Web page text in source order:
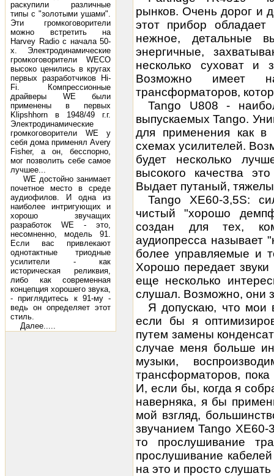
раскупили различные
типы с "золотыми ушами".
Эти громкоговорители
можно встретить на
Harvey Radio с начала 50-
х. Электродинамические
громкоговорители WECO
высоко ценились в кругах
первых разработчиков Hi-
Fi. Компрессионные
драйверы WE были
применены в первых
Klipshhorn в 1948/49 г.г.
Электродинамические
громкоговорители WE у
себя дома применял Avery
Fisher, а он, бесспорно,
мог позволить себе самое
лучшее...
WE достойно занимает
почетное место в среде
аудиофилов. И одна из
наиболее интригующих и
хорошо звучащих
разработок WE - это,
несомненно, модель 91.
Если вас привлекают
однотактные триодные
усилители - как
историческая реликвия,
либо как современная
концепция хорошего звука,
- приглядитесь к 91-му -
ведь он определяет этот
стиль.
Далее.....
рынков. Очень дорог и
этот прибор обладает
нежное, детальные
энергичные,
несколько суховат
Возможно имеет
трансформаторов,
Tango U808 -
выпускаемых Tango.
для применения как в
схемах усилителей.
будет несколько
высокого качества
Выдает путаный,
Tango XE60-3,5S:
чистый "хорошо
создан для тех,
аудиопресса называет
более управляемые и
Хорошо передает
еще несколько
слушал. Возможно, они
Я допускаю, что мои
если бы я
путем замены
случае меня больше
музыки,
трансформаторов,
И, если бы, когда я
наверняка, я бы
мой взгляд,
звучанием Tango
то прослушивание
прослушивание
на это и просто слушать